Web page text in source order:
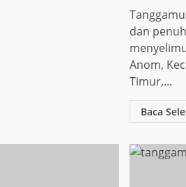
dan
Anom,
Timur,...
Baca